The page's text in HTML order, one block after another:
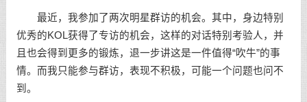
最近，我参加了两次明星群访的机会。其中，身边特别
优秀的KOL获得了专访的机会，这样的对话特别考验人，并
且也会得到更多的锻炼，退一步讲这是一件值得“吹牛”的事
情。而我只能参与群访，表现不积极，可能一个问题也问不
到。